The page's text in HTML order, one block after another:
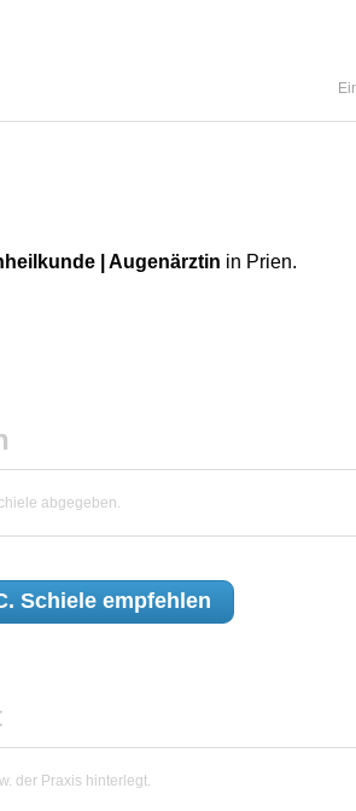
| Augenärztin in Prien.
abgegeben.
Schiele empfehlen
der Praxis hinterlegt.